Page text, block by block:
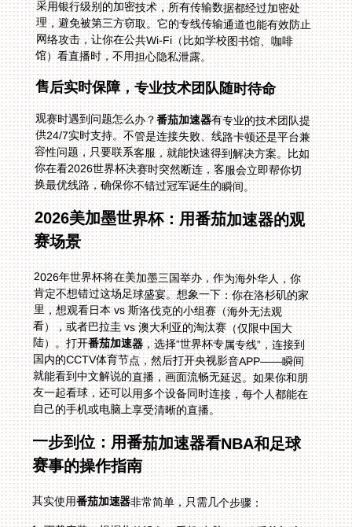
采用银行级别的加密技术，所有传输数据都经过加密处
理，避免被第三方窃取。它的专线传输通道也能有效防止
网络攻击，让你在公共Wi-Fi（比如学校图书馆、咖啡
馆）看直播时，不用担心隐私泄露。
售后实时保障，专业技术团队随时待命
观赛时遇到问题怎么办？番茄加速器有专业的技术团队提
供24/7实时支持。不管是连接失败、线路卡顿还是平台兼
容性问题，只要联系客服，就能快速得到解决方案。比如
你在看2026世界杯决赛时突然断连，客服会立即帮你切
换最优线路，确保你不错过冠军诞生的瞬间。
2026美加墨世界杯：用番茄加速器的观
赛场景
2026年世界杯将在美加墨三国举办，作为海外华人，你
肯定不想错过这场足球盛宴。想象一下：你在洛杉矶的家
里，想观看日本 vs 斯洛伐克的小组赛（海外无法观
看），或者巴拉圭 vs 澳大利亚的淘汰赛（仅限中国大
陆）。打开番茄加速器，选择“世界杯专属专线”，连接到
国内的CCTV体育节点，然后打开央视影音APP——瞬间
就能看到中文解说的直播，画面流畅无延迟。如果你和朋
友一起看球，还可以用多个设备同时连接，每个人都能在
自己的手机或电脑上享受清晰的直播。
一步到位：用番茄加速器看NBA和足球
赛事的操作指南
其实使用番茄加速器非常简单，只需几个步骤：